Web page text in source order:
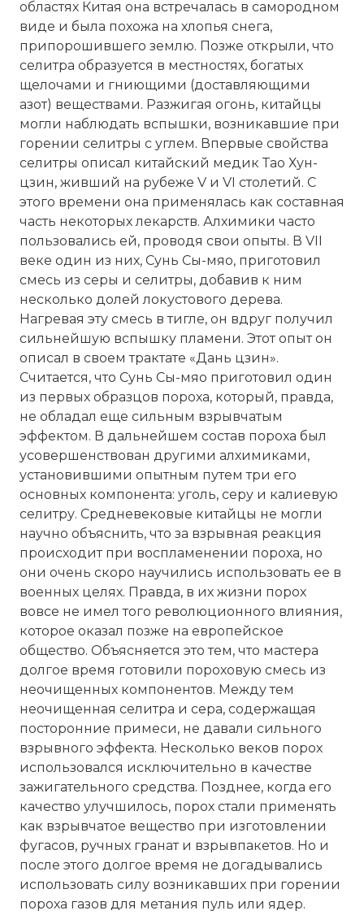
областях Китая она встречалась в самородном
виде и была похожа на хлопья снега,
припорошившего землю. Позже открыли, что
селитра образуется в местностях, богатых
щелочами и гниющими (доставляющими
азот) веществами. Разжигая огонь, китайцы
могли наблюдать вспышки, возникавшие при
горении селитры с углем. Впервые свойства
селитры описал китайский медик Тао Хун-
цзин, живший на рубеже V и VI столетий. С
этого времени она применялась как составная
часть некоторых лекарств. Алхимики часто
пользовались ей, проводя свои опыты. В VII
веке один из них, Сунь Сы-мяо, приготовил
смесь из серы и селитры, добавив к ним
несколько долей локустового дерева.
Нагревая эту смесь в тигле, он вдруг получил
сильнейшую вспышку пламени. Этот опыт он
описал в своем трактате «Дань цзин».
Считается, что Сунь Сы-мяо приготовил один
из первых образцов пороха, который, правда,
не обладал еще сильным взрывчатым
эффектом. В дальнейшем состав пороха был
усовершенствован другими алхимиками,
установившими опытным путем три его
основных компонента: уголь, серу и калиевую
селитру. Средневековые китайцы не могли
научно объяснить, что за взрывная реакция
происходит при воспламенении пороха, но
они очень скоро научились использовать ее в
военных целях. Правда, в их жизни порох
вовсе не имел того революционного влияния,
которое оказал позже на европейское
общество. Объясняется это тем, что мастера
долгое время готовили пороховую смесь из
неочищенных компонентов. Между тем
неочищенная селитра и сера, содержащая
посторонние примеси, не давали сильного
взрывного эффекта. Несколько веков порох
использовался исключительно в качестве
зажигательного средства. Позднее, когда его
качество улучшилось, порох стали применять
как взрывчатое вещество при изготовлении
фугасов, ручных гранат и взрывпакетов. Но и
после этого долгое время не догадывались
использовать силу возникавших при горении
пороха газов для метания пуль или ядер.